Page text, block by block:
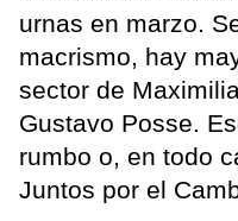
urnas en marzo.
macrismo, hay
sector de
Gustavo Posse.
rumbo o, en todo
Juntos por el